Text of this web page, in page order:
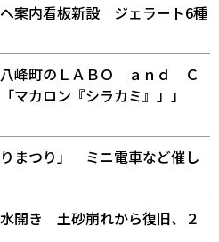
案内看板新設 ジェラート6種
峰町のＬＡＢＯ ａｎｄ Ｃ
マカロン『シラカミ』」」
まつり」 ミニ電車など催し
開き 土砂崩れから復旧、２